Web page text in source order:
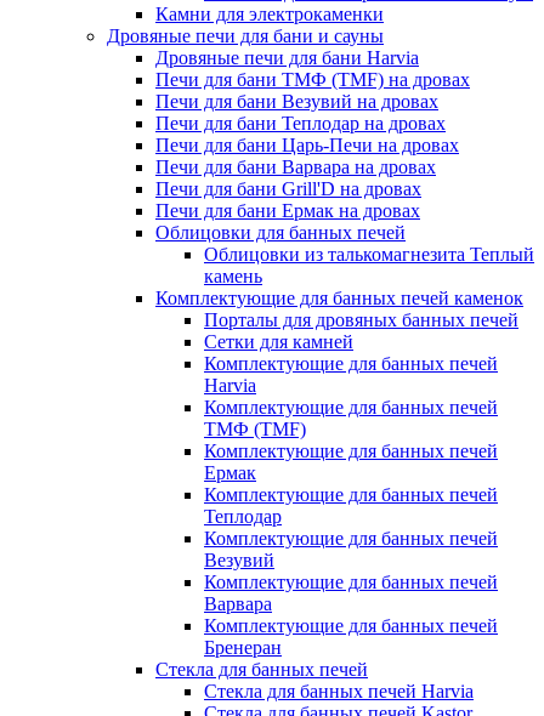
Камни для электрокаменки
Дровяные печи для бани и сауны
Дровяные печи для бани Harvia
Печи для бани ТМФ (TMF) на дровах
Печи для бани Везувий на дровах
Печи для бани Теплодар на дровах
Печи для бани Царь-Печи на дровах
Печи для бани Варвара на дровах
Печи для бани Grill'D на дровах
Печи для бани Ермак на дровах
Облицовки для банных печей
Облицовки из талькомагнезита Теплый
камень
Комплектующие для банных печей каменок
Порталы для дровяных банных печей
Сетки для камней
Комплектующие для банных печей
Harvia
Комплектующие для банных печей
ТМФ (TMF)
Комплектующие для банных печей
Ермак
Комплектующие для банных печей
Теплодар
Комплектующие для банных печей
Везувий
Комплектующие для банных печей
Варвара
Комплектующие для банных печей
Бренеран
Стекла для банных печей
Стекла для банных печей Harvia